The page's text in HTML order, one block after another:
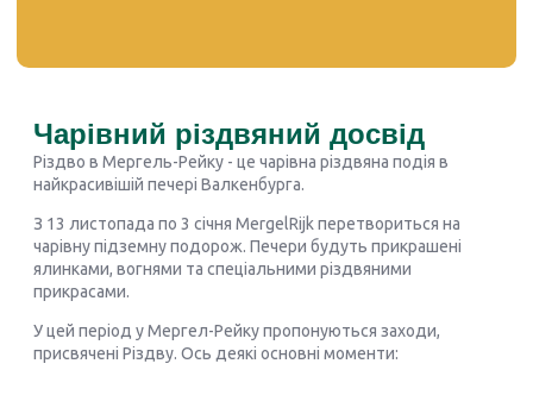
Чарівний різдвяний досвід
Різдво в Мергель-Рейку - це чарівна різдвяна подія в
найкрасивішій печері Валкенбурга.
З 13 листопада по 3 січня MergelRijk перетвориться на
чарівну підземну подорож. Печери будуть прикрашені
ялинками, вогнями та спеціальними різдвяними
прикрасами.
У цей період у Мергел-Рейку пропонуються заходи,
присвячені Різдву. Ось деякі основні моменти: